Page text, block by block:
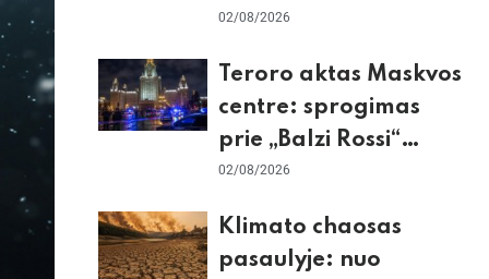
smūgius ir kuo
ekonomika
02/08/2026
Teroro aktas Maskvos
centre: sprogimas
prie „Balzi Rossi“
restorano,
tikrieji taikiniai
02/08/2026
Klimato chaosas
pasaulyje: nuo